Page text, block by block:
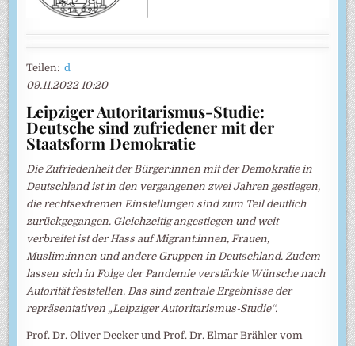
Teilen:d
09.11.2022 10:20
Leipziger Autoritarismus-Studie:
Deutsche sind zufriedener mit der
Staatsform Demokratie
Die Zufriedenheit der Bürger:innen mit der Demokratie in
Deutschland ist in den vergangenen zwei Jahren gestiegen,
die rechtsextremen Einstellungen sind zum Teil deutlich
zurückgegangen. Gleichzeitig angestiegen und weit
verbreitet ist der Hass auf Migrant:innen, Frauen,
Muslim:innen und andere Gruppen in Deutschland. Zudem
lassen sich in Folge der Pandemie verstärkte Wünsche nach
Autorität feststellen. Das sind zentrale Ergebnisse der
repräsentativen „Leipziger Autoritarismus-Studie“.
Prof. Dr. Oliver Decker und Prof. Dr. Elmar Brähler vom